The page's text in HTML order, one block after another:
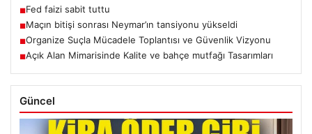
■Fed faizi sabit tuttu
■Maçın bitişi sonrası Neymar’ın tansiyonu yükseldi
■Organize Suçla Mücadele Toplantısı ve Güvenlik Vizyonu
■Açık Alan Mimarisinde Kalite ve bahçe mutfağı Tasarımları
Güncel